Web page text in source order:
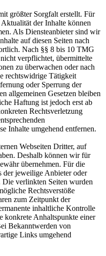
größter Sorgfalt erstellt. Für
der Inhalte können
Als Diensteanbieter sind wir
auf diesen Seiten nach
Nach §§ 8 bis 10 TMG
verpflichtet, übermittelte
zu überwachen oder nach
rechtswidrige Tätigkeit
oder Sperrung der
allgemeinen Gesetzen bleiben
Haftung ist jedoch erst ab
Rechtsverletzung
Inhalte umgehend entfernen.
Webseiten Dritter, auf
Deshalb können wir für
übernehmen. Für die
der jeweilige Anbieter oder
verlinkten Seiten wurden
Rechtsverstöße
zum Zeitpunkt der
inhaltliche Kontrolle
konkrete Anhaltspunkte einer
Bekanntwerden von
Links umgehend